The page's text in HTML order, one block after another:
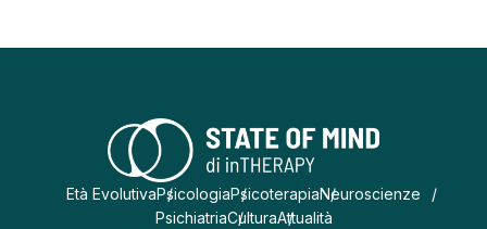
Età EvolutivaPsicologiaPsicoterapiaNeuroscienze
PsichiatriaCulturaAttualità